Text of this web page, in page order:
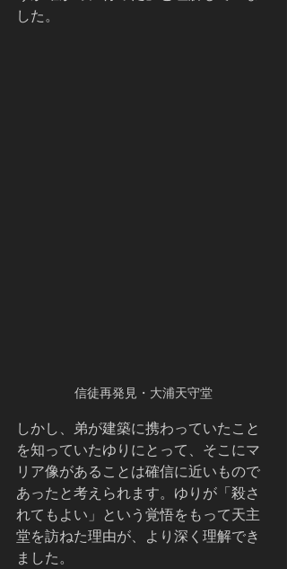
した。
信徒再発見・大浦天守堂
しかし、弟が建築に携わっていたこと
を知っていたゆりにとって、そこにマ
リア像があることは確信に近いもので
あったと考えられます。ゆりが「殺さ
れてもよい」という覚悟をもって天主
堂を訪ねた理由が、より深く理解でき
ました。